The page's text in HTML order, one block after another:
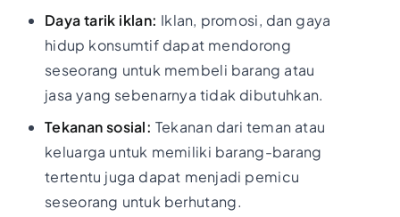
Daya tarik iklan: Iklan, promosi, dan gaya
hidup konsumtif dapat mendorong
seseorang untuk membeli barang atau
jasa yang sebenarnya tidak dibutuhkan.
Tekanan sosial: Tekanan dari teman atau
keluarga untuk memiliki barang-barang
tertentu juga dapat menjadi pemicu
seseorang untuk berhutang.